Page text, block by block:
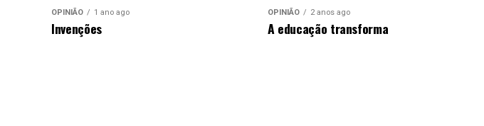
OPINIÃO 1 ano ago
Invenções
OPINIÃO 2 anos ago
A educação transforma